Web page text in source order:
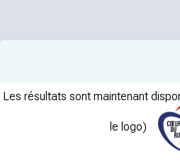
Les résultats sont maintenant
le logo)